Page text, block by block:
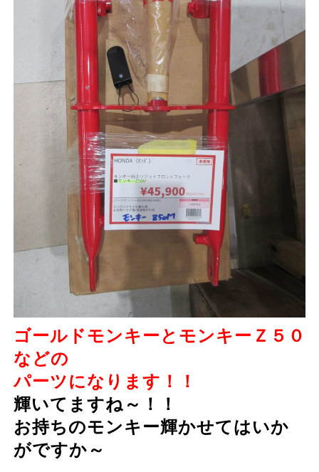
ゴールドモンキーとモンキーＺ５０
などの
パーツになります！！
輝いてますね～！！
お持ちのモンキー輝かせてはいか
がですか～